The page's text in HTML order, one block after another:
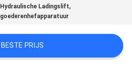
Hydraulische Ladingslift,
goederenhefapparatuur
BESTE PRIJS